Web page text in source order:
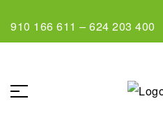
910 166 611 – 624 203 400